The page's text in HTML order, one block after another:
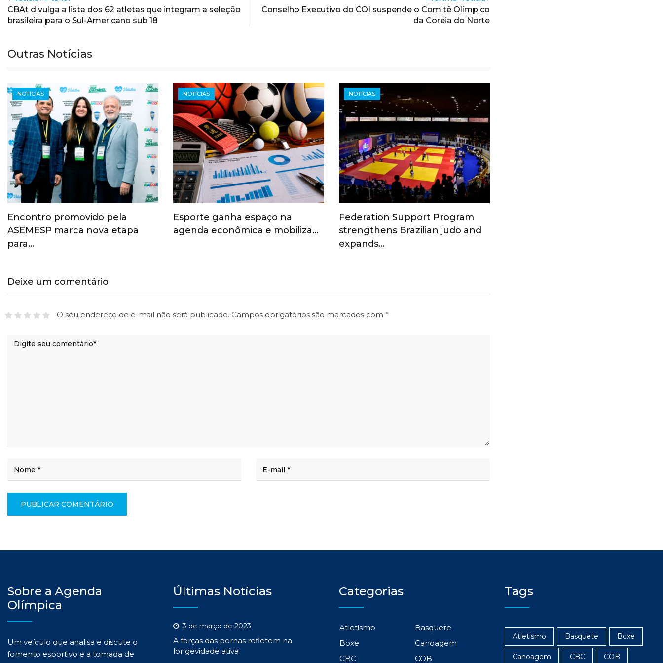
CBAt divulga a lista dos 62 atletas que integram a seleção
brasileira para o Sul-Americano sub 18
Conselho Executivo do COI suspende o Comitê Olímpico
da Coreia do Norte
Outras Notícias
NOTÍCIAS
Encontro promovido pela
ASEMESP marca nova etapa
para…
NOTÍCIAS
Esporte ganha espaço na
agenda econômica e mobiliza…
NOTÍCIAS
Federation Support Program
strengthens Brazilian judo and
expands…
Deixe um comentário
O seu endereço de e-mail não será publicado. Campos obrigatórios são marcados com *
Sobre a Agenda
Olímpica
Um veículo que analisa e discute o
fomento esportivo e a tomada de
Últimas Notícias
3 de março de 2023
A forças das pernas refletem na
longevidade ativa
Categorias
Atletismo
Basquete
Boxe
Canoagem
CBC
COB
Tags
Atletismo Basquete Boxe
Canoagem CBC COB